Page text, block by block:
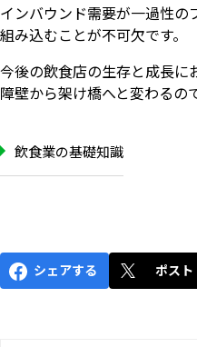
インバウンド需要が一過性
組み込むことが不可欠です。
今後の飲食店の生存と成長に
障壁から架け橋へと変わるの
飲食業の基礎知識
シェアする ポスト